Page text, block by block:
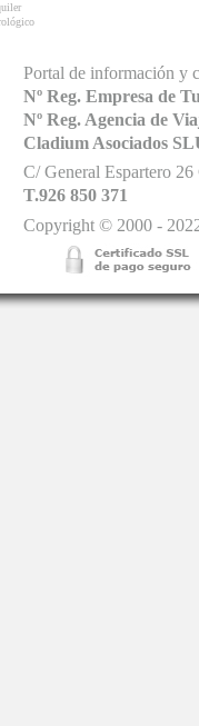
Portal de información y
Nº Reg. Empresa de
Nº Reg. Agencia de
Cladium Asociados
C/ General Espartero
T.926 850 371
Copyright © 2000 -